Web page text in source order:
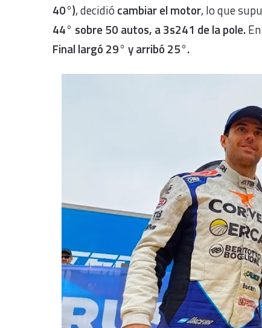
40°), decidió cambiar el motor, lo que
44° sobre 50 autos, a 3s241 de la pole.
Final largó 29° y arribó 25°.